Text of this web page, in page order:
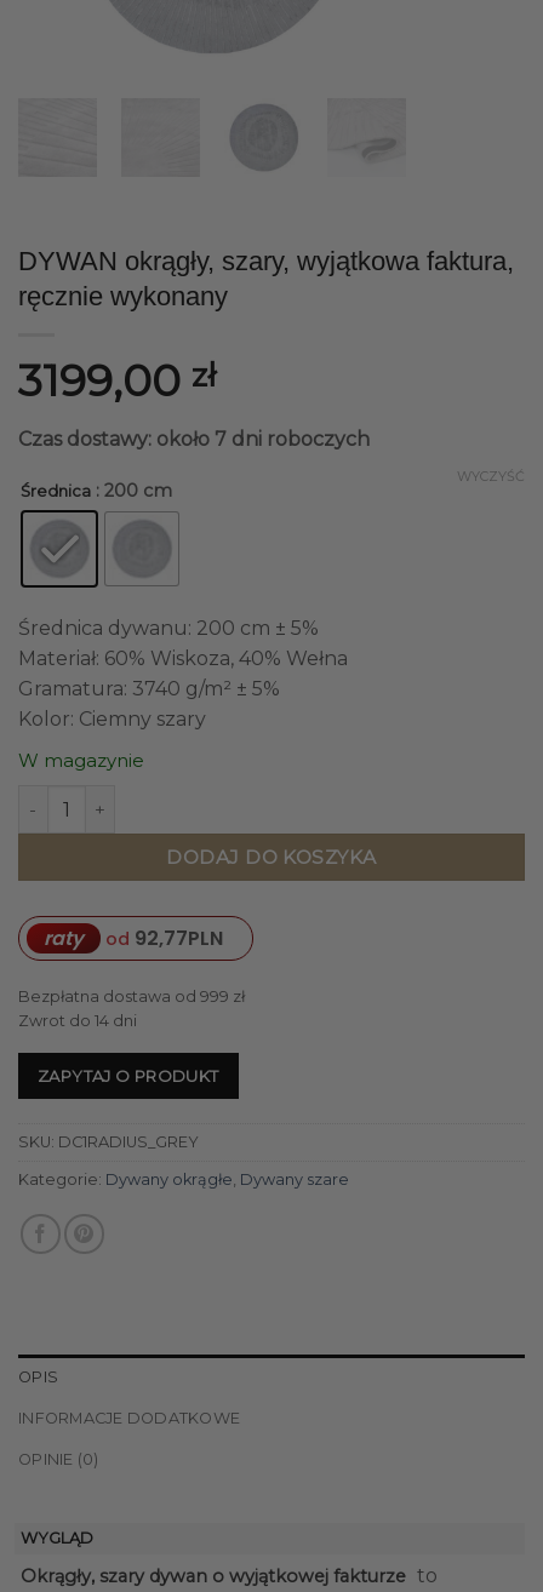
DYWAN okrągły, szary, wyjątkowa faktura,
ręcznie wykonany
3199,00 zł
Czas dostawy: około 7 dni roboczych
Średnica : 200 cm
WYCZYŚĆ
Średnica dywanu: 200 cm ± 5%
Materiał: 60% Wiskoza, 40% Wełna
Gramatura: 3740 g/m² ± 5%
Kolor: Ciemny szary
W magazynie
ilość DYWAN okrągły, szary, wyjątkowa faktura, ręcznie
DODAJ DO KOSZYKA
raty od 92,77PLN
Bezpłatna dostawa od 999 zł
Zwrot do 14 dni
ZAPYTAJ O PRODUKT
SKU: DC1RADIUS_GREY
Kategorie: Dywany okrągłe Dywany szare
OPIS
INFORMACJE DODATKOWE
OPINIE (0)
WYGLĄD
Okrągły, szary dywan o wyjątkowej fakturze to